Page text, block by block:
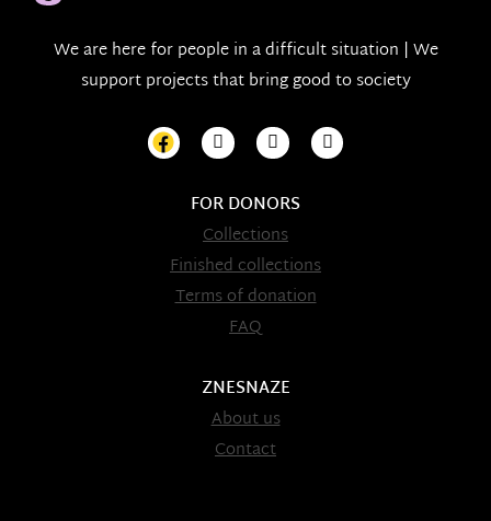
We are here for people in a difficult situation | We
support projects that bring good to society
FOR DONORS
Collections
Finished collections
Terms of donation
FAQ
ZNESNAZE
About us
Contact